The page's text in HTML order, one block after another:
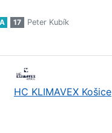
17 Peter Kubík
HC KLIMAVEX Košice